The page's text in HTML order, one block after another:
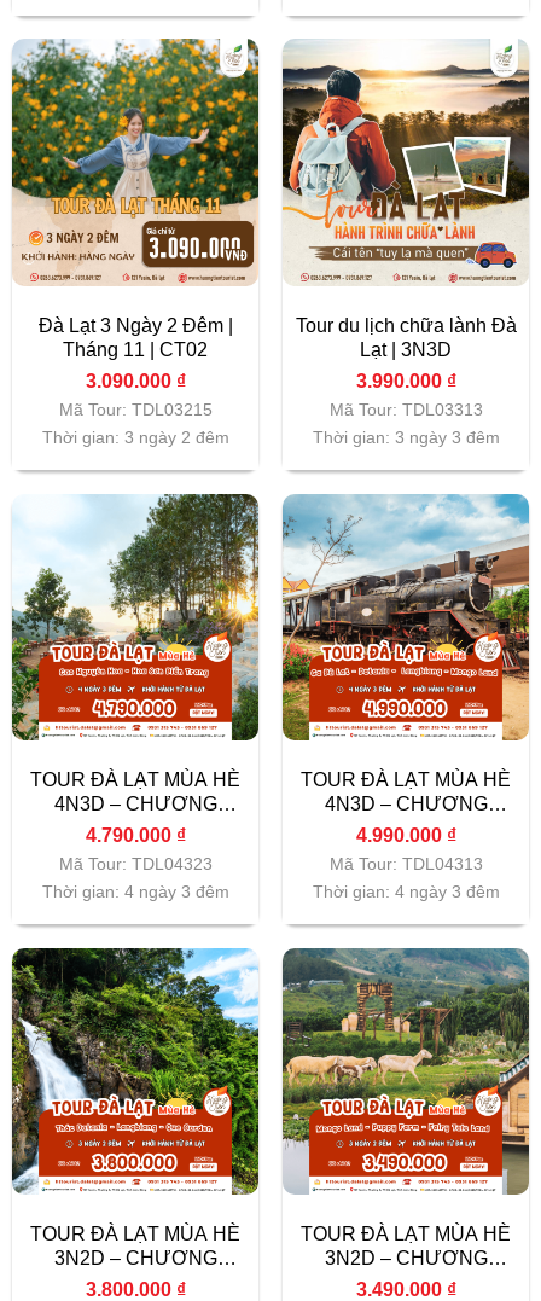
Đà Lạt 3 Ngày 2 Đêm |
Tháng 11 | CT02
3.090.000 ₫
Mã Tour: TDL03215
Thời gian: 3 ngày 2 đêm
Tour du lịch chữa lành Đà
Lạt | 3N3D
3.990.000 ₫
Mã Tour: TDL03313
Thời gian: 3 ngày 3 đêm
TOUR ĐÀ LẠT MÙA HÈ
4N3D – CHƯƠNG
TRÌNH 02
4.790.000 ₫
Mã Tour: TDL04323
Thời gian: 4 ngày 3 đêm
TOUR ĐÀ LẠT MÙA HÈ
4N3D – CHƯƠNG
TRÌNH 01
4.990.000 ₫
Mã Tour: TDL04313
Thời gian: 4 ngày 3 đêm
TOUR ĐÀ LẠT MÙA HÈ
3N2D – CHƯƠNG
TRÌNH 04
3.800.000 ₫
TOUR ĐÀ LẠT MÙA HÈ
3N2D – CHƯƠNG
TRÌNH 03
3.490.000 ₫